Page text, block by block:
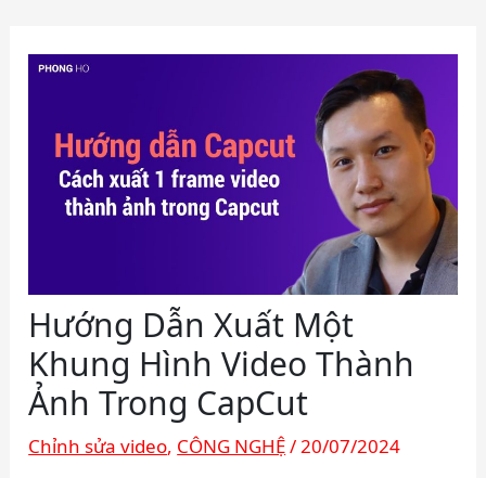
Hướng Dẫn Xuất Một
Khung Hình Video Thành
Ảnh Trong CapCut
Chỉnh sửa video, CÔNG NGHỆ/20/07/2024